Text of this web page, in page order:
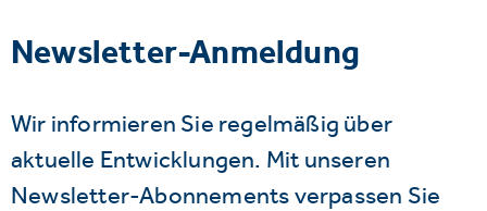
Newsletter-Anmeldung
Wir informieren Sie regelmäßig über
aktuelle Entwicklungen. Mit unseren
Newsletter-Abonnements verpassen Sie